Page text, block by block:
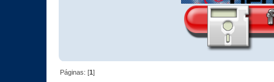
Páginas: [1]